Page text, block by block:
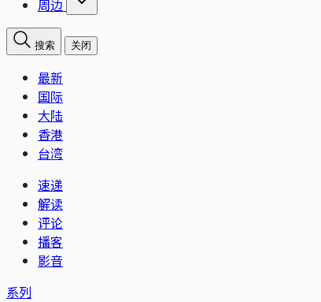
周边
搜索 关闭
最新
国际
大陆
香港
台湾
速递
解读
评论
播客
影音
系列